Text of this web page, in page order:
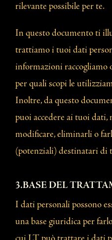
rilevante possibile per te.
In questo documento ti
trattiamo i tuoi dati
informazioni raccogliamo
per quali scopi le
Inoltre, da questo
puoi accedere ai tuoi
modificare, eliminarli o
(potenziali) destinatari di
3.BASE DEL
I dati personali possono
una base giuridica per